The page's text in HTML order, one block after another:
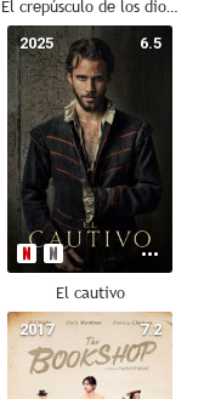
El crepúsculo de los dioses
6.5
2025
El cautivo
7.2
2017